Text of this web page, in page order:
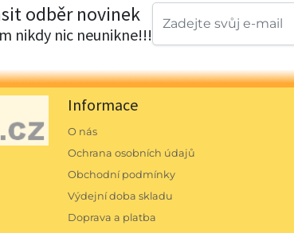
odběr novinek
nikdy nic neunikne!!!
Informace
O nás
Ochrana osobních údajů
Obchodní podmínky
Výdejní doba skladu
Doprava a platba